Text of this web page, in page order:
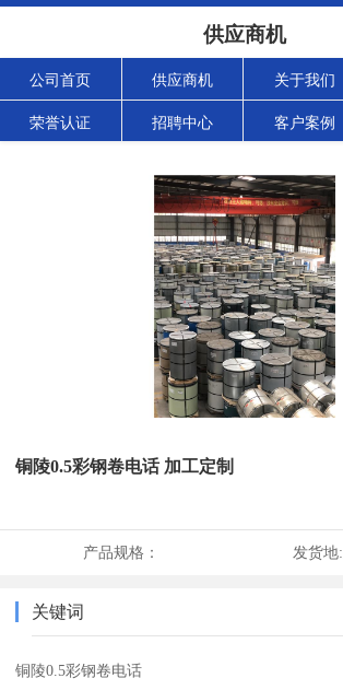
供应商机
公司首页 供应商机 关于我们
荣誉认证 招聘中心 客户案例
铜陵0.5彩钢卷电话 加工定制
产品规格： 发货地:
关键词
铜陵0.5彩钢卷电话